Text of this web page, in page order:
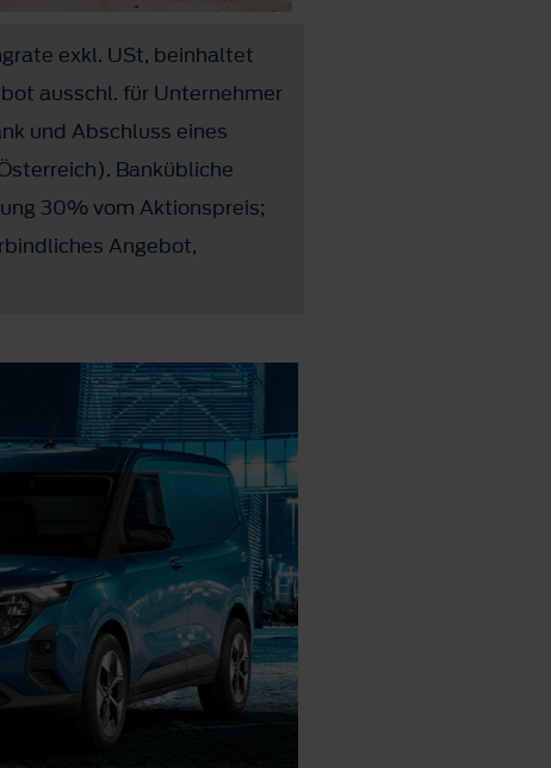
exkl. USt, beinhaltet
ausschl. für Unternehmer
und Abschluss eines
Bankübliche
30% vom Aktionspreis;
Angebot,